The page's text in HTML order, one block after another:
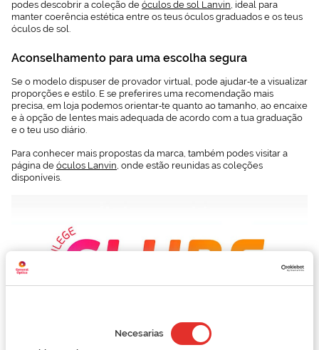
de
consentimiento
Necesarias
podes descobrir a coleção de óculos de sol Lanvin, ideal para
manter coerência estética entre os teus óculos graduados e os teus
óculos de sol.
Aconselhamento para uma escolha segura
Se o modelo dispuser de provador virtual, pode ajudar‑te a visualizar
proporções e estilo. E se preferires uma recomendação mais
precisa, em loja podemos orientar‑te quanto ao tamanho, ao encaixe
e à opção de lentes mais adequada de acordo com a tua graduação
e o teu uso diário.
Para conhecer mais propostas da marca, também podes visitar a
página de óculos Lanvin, onde estão reunidas as coleções
disponíveis.